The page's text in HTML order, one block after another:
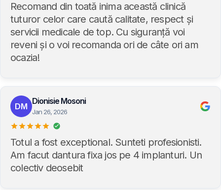
Recomand din toată inima această clinică
tuturor celor care caută calitate, respect și
servicii medicale de top. Cu siguranță voi
reveni și o voi recomanda ori de câte ori am
ocazia!
DM
Dionisie Mosoni
Jan 26, 2026
Totul a fost exceptional. Sunteti profesionisti.
Am facut dantura fixa jos pe 4 implanturi. Un
colectiv deosebit